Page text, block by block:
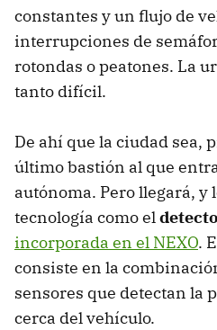
constantes y un flujo de
interrupciones de
rotondas o peatones. La
tanto difícil.
De ahí que la ciudad sea,
último bastión al que
autónoma. Pero llegará, y
tecnología como el
incorporada en el NEXO.
consiste en la
sensores que detectan la
cerca del vehículo.